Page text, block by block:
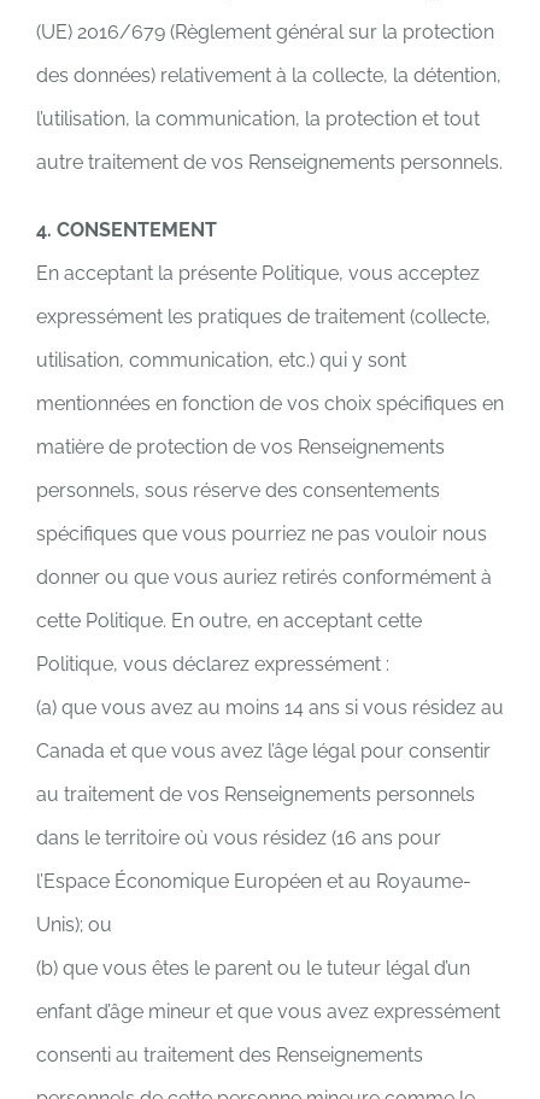
(UE) 2016/679 (Règlement général sur la protection
des données) relativement à la collecte, la détention,
l’utilisation, la communication, la protection et tout
autre traitement de vos Renseignements personnels.
4. CONSENTEMENT
En acceptant la présente Politique, vous acceptez
expressément les pratiques de traitement (collecte,
utilisation, communication, etc.) qui y sont
mentionnées en fonction de vos choix spécifiques en
matière de protection de vos Renseignements
personnels, sous réserve des consentements
spécifiques que vous pourriez ne pas vouloir nous
donner ou que vous auriez retirés conformément à
cette Politique. En outre, en acceptant cette
Politique, vous déclarez expressément :
(a) que vous avez au moins 14 ans si vous résidez au
Canada et que vous avez l’âge légal pour consentir
au traitement de vos Renseignements personnels
dans le territoire où vous résidez (16 ans pour
l’Espace Économique Européen et au Royaume-
Unis); ou
(b) que vous êtes le parent ou le tuteur légal d’un
enfant d’âge mineur et que vous avez expressément
consenti au traitement des Renseignements